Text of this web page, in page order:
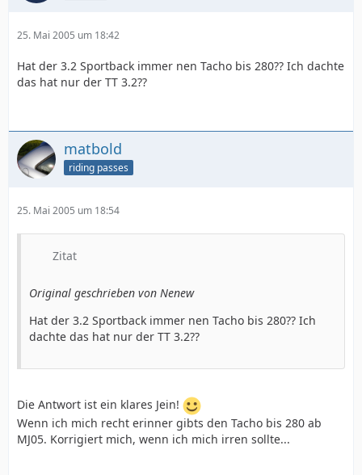
25. Mai 2005 um 18:42
Hat der 3.2 Sportback immer nen Tacho bis 280?? Ich dachte
das hat nur der TT 3.2??
matbold
riding passes
25. Mai 2005 um 18:54
Zitat
Original geschrieben von Nenew
Hat der 3.2 Sportback immer nen Tacho bis 280?? Ich
dachte das hat nur der TT 3.2??
Die Antwort ist ein klares Jein!
Wenn ich mich recht erinner gibts den Tacho bis 280 ab
MJ05. Korrigiert mich, wenn ich mich irren sollte...